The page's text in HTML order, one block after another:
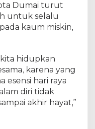
Dumai turut
untuk selalu
kaum miskin,
hidupkan
karena yang
esensi hari raya
diri tidak
akhir hayat,”